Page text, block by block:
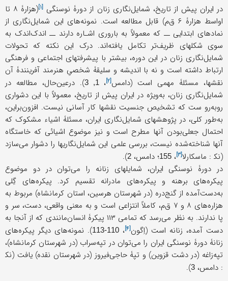
در ایران پیش از تاریخ، شمایل‌نگاری زنان از دورۀ نوسنگی [۱]
(هزارۀ ۸ تا
اواسط هزارۀ ۶ ق‌م) قابل مطالعه است. نمونه‌های این شمایل‌نگاری از
نمادهای ابتدایی ــ که معمولاً به باروری اشـاره دارند ــ اندک‌اندک به
سوی شکلهای ظریف‌تر تکامل یافته‌اند. درک این نکته که تحولات
شمایل‌نگاری زنان در این دوره، بیشتر با پیشرفتهای اجتماعی و فرهنگی
ارتباط داشته است و نه با اندیشه و سلیقۀ شخصیِ هنرمند آفرینندۀ آن
نقشها، مسئلۀ مهمی است (دامس[۲] ،1, 3
). در‌عین‌حال، مطالعه در
شمایل‌نگاری زنان، به‌ویژه در ایران پیش از تاریخ، معمولاً با این دشواری
روبه‌رو ست که تشخیص جنسیت نقشها کار آسانی نیست. افزون‌براین،
به‌طور کلی، در پژوهشهای شمایل‌نگاری ایران، مسئلۀ اشیاء مشکوک که
احتمال جعلی‌بودن آنها مطرح است و نیز موضوع اشیائی که خاستگاه
آنها شناخته‌شده نیست، بررسی علمی این شمایل‌نگاریها را دشوار می‌سازد
(نک‍ : ماسکارلا[۳] ، 155؛ دامس، 2
).
در دورۀ نوسنگی ایران، شمایلهای زنانه را می‌توان در دو موضوع
پیکره‌های برهنه و پیکره‌های مادرانه تقسیم‌ کرد. پیکره‌های گِلی
به‌دست‌آمده از گنج‌دره (در شهرستان هرسین، استان کرمانشاه) مربوط به
هزاره‌های ۸ و ۷ ق‌م، کاملاً انتزاعی است و به معنی واقعی، دست، سر و
پا ندارند. به نظر می‌رسد که تمامی ۱۱۳ پیکرۀ انسان‌مانندی که از آنجا به
دست آمده، زنانه است (اِگون[۴] ، 110-113
). نمونه‌های دیگر پیکره‌های
زنانۀ دورۀ نوسنگی ایران را می‌توان در تپه‌سراب (در شهرستان کرمانشاه)،
تپه‌زاغه (در دشت قزوین) و تپۀ حاجی‌فیروز (در شهرستان نقده) یافت (نک‍
: دامس، 3
).